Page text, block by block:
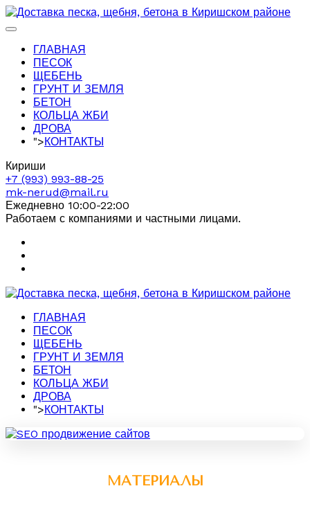
ГЛАВНАЯ
ПЕСОК
ЩЕБЕНЬ
ГРУНТ И ЗЕМЛЯ
БЕТОН
КОЛЬЦА ЖБИ
ДРОВА
">КОНТАКТЫ
Кириши
+7 (993) 993-88-25
mk-nerud@mail.ru
Ежедневно 10:00-22:00
Работаем с компаниями и частными лицами.
ГЛАВНАЯ
ПЕСОК
ЩЕБЕНЬ
ГРУНТ И ЗЕМЛЯ
БЕТОН
КОЛЬЦА ЖБИ
ДРОВА
">КОНТАКТЫ
МАТЕРИАЛЫ